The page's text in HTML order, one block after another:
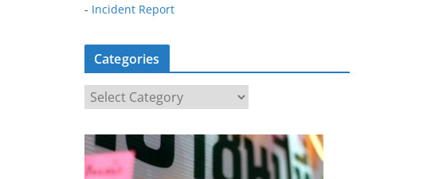
- Incident Report
Categories
a
t
e
g